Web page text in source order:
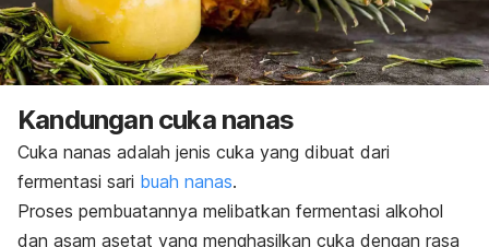
Kandungan cuka nanas
Cuka nanas adalah jenis cuka yang dibuat dari
fermentasi sari buah nanas.
Proses pembuatannya melibatkan fermentasi alkohol
dan asam asetat yang menghasilkan cuka dengan rasa